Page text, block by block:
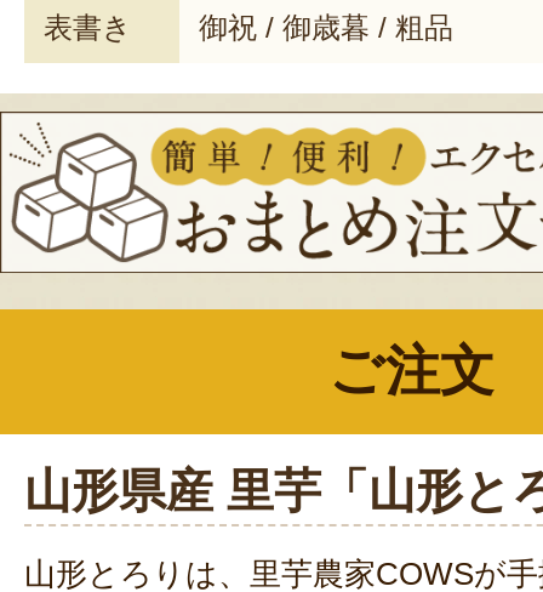
表書き 御祝 / 御歳暮 / 粗品
ご注文
山形県産 里芋「山形と
山形とろりは、里芋農家COWSが